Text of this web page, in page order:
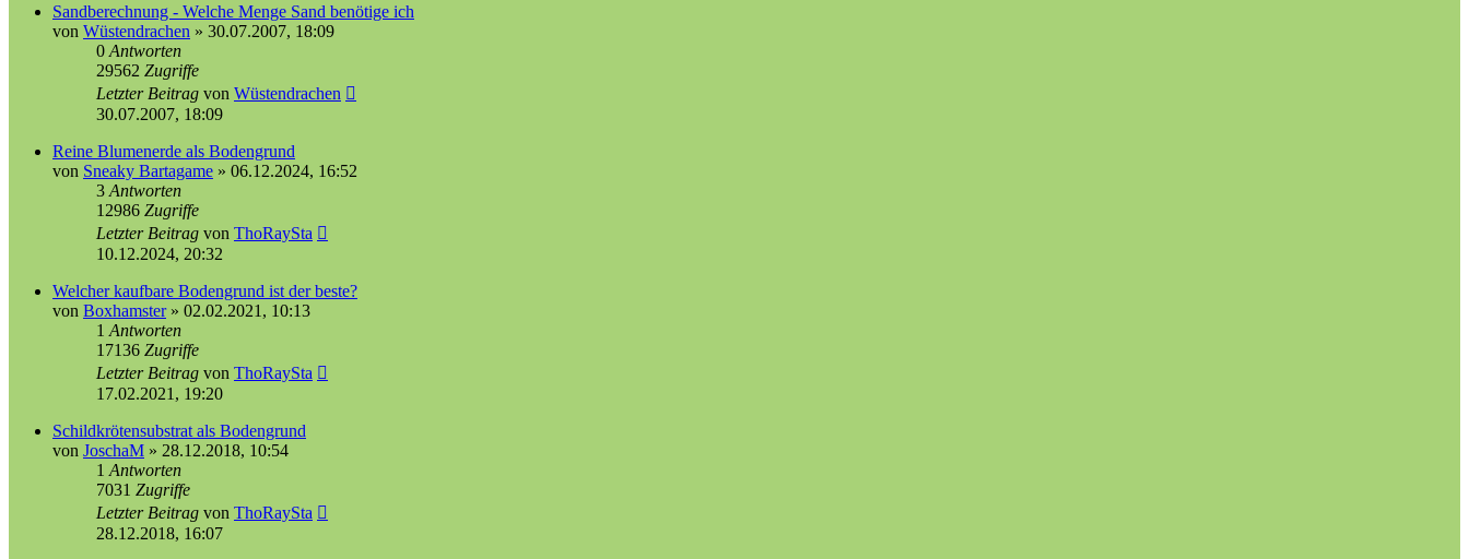
Sandberechnung - Welche Menge Sand benötige ich
von Wüstendrachen » 30.07.2007, 18:09
0 Antworten
29562 Zugriffe
Letzter Beitrag von Wüstendrachen
30.07.2007, 18:09
Reine Blumenerde als Bodengrund
von Sneaky Bartagame » 06.12.2024, 16:52
3 Antworten
12986 Zugriffe
Letzter Beitrag von ThoRaySta
10.12.2024, 20:32
Welcher kaufbare Bodengrund ist der beste?
von Boxhamster» 02.02.2021, 10:13
1 Antworten
17136 Zugriffe
Letzter Beitrag von ThoRaySta
17.02.2021, 19:20
Schildkrötensubstrat als Bodengrund
von JoschaM » 28.12.2018, 10:54
1 Antworten
7031 Zugriffe
Letzter Beitrag von ThoRaySta
28.12.2018, 16:07